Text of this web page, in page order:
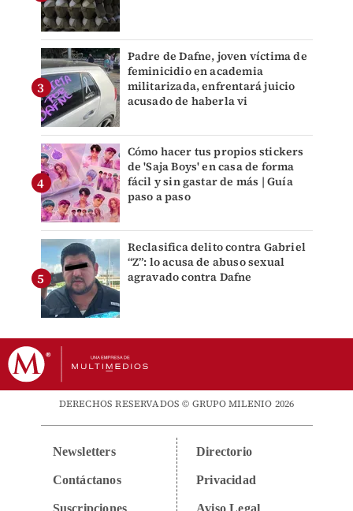
Padre de Dafne, joven víctima de
feminicidio en academia
militarizada, enfrentará juicio
acusado de haberla vi
Cómo hacer tus propios stickers
de 'Saja Boys' en casa de forma
fácil y sin gastar de más | Guía
paso a paso
Reclasifica delito contra Gabriel
“Z”: lo acusa de abuso sexual
agravado contra Dafne
DERECHOS RESERVADOS © GRUPO MILENIO 2026
Newsletters
Contáctanos
Suscripciones
Directorio
Privacidad
Aviso Legal